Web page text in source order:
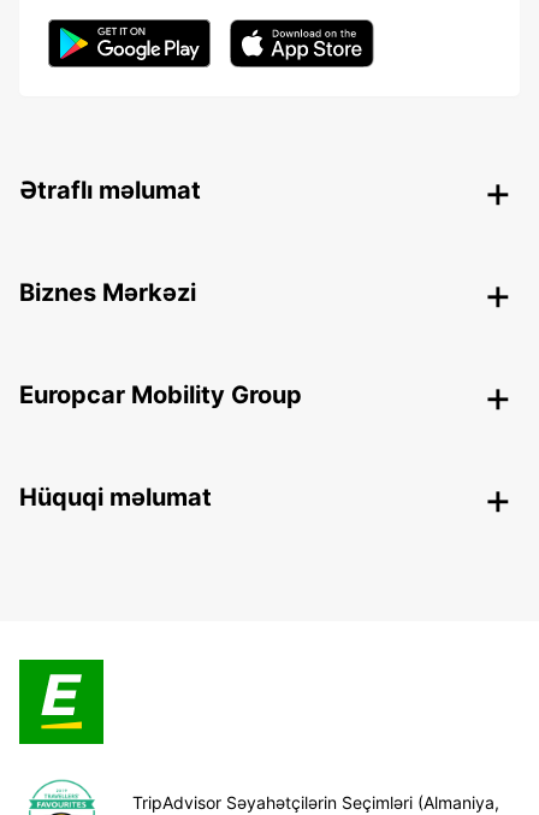
Ətraflı məlumat
Biznes Mərkəzi
Europcar Mobility Group
Hüquqi məlumat
TripAdvisor Səyahətçilərin Seçimləri (Almaniya,